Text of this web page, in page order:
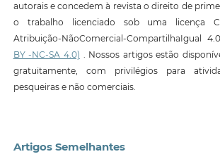
autorais e concedem à revista o direito de
o trabalho licenciado sob uma licença
Atribuição-NãoComercial-CompartilhaIgual
BY -NC-SA 4.0) . Nossos artigos estão
gratuitamente, com privilégios para
pesqueiras e não comerciais.
Artigos Semelhantes